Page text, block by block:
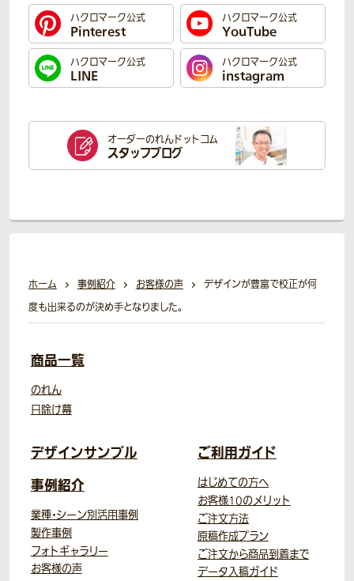
ハクロマーク公式
Pinterest
ハクロマーク公式
YouTube
ハクロマーク公式
LINE
ハクロマーク公式
instagram
オーダーのれんドットコム
スタッフブログ
ホーム 事例紹介 お客様の声
デザインが豊富で校正が何
度も出来るのが決め手となりました。
商品一覧
のれん
日除け幕
デザインサンプル
事例紹介
業種・シーン別活用事例
製作事例
フォトギャラリー
お客様の声
ご利用ガイド
はじめての方へ
お客様10のメリット
ご注文方法
原稿作成プラン
ご注文から商品到着まで
データ入稿ガイド